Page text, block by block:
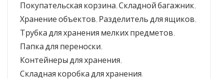
Покупательская корзина,Складной багажник,
Хранение объектов, Разделитель для ящиков,
Трубка для хранения мелких предметов,
Папка для переноски,
Контейнеры для хранения,
Складная коробка для хранения.